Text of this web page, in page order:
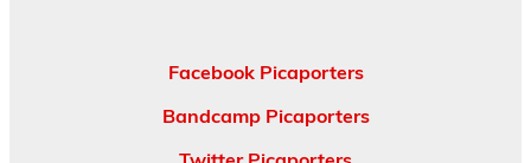
Facebook Picaporters
Bandcamp Picaporters